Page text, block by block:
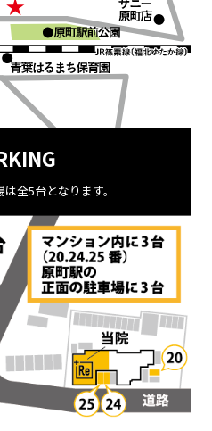
全5台となります。